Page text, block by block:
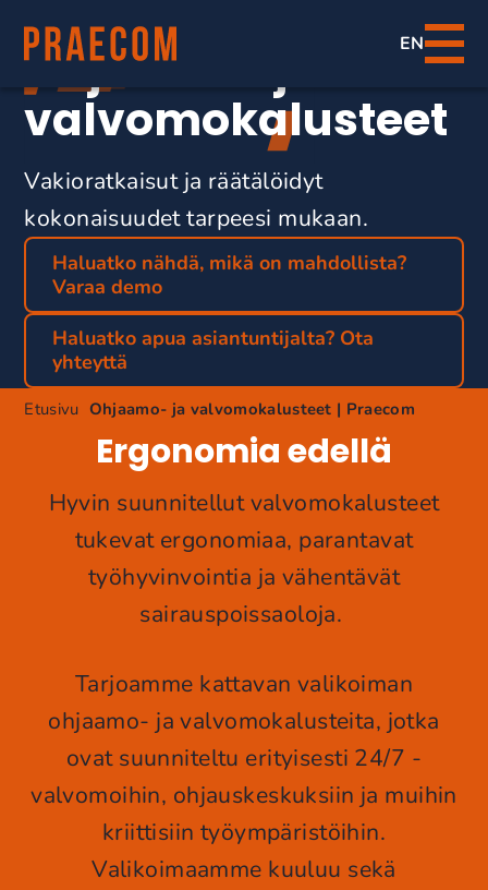
EN
Valvomoratkaisut
Ohjaamo- ja
valvomokalusteet
Vakioratkaisut ja räätälöidyt
kokonaisuudet tarpeesi mukaan.
Haluatko nähdä, mikä on mahdollista?
Varaa demo
Haluatko apua asiantuntijalta? Ota
yhteyttä
Etusivu Ohjaamo- ja valvomokalusteet | Praecom
Ergonomia edellä
Hyvin suunnitellut valvomokalusteet
tukevat ergonomiaa, parantavat
työhyvinvointia ja vähentävät
sairauspoissaoloja.
Tarjoamme kattavan valikoiman
ohjaamo- ja valvomokalusteita, jotka
ovat suunniteltu erityisesti 24/7 -
valvomoihin, ohjauskeskuksiin ja muihin
kriittisiin työympäristöihin.
Valikoimaamme kuuluu sekä